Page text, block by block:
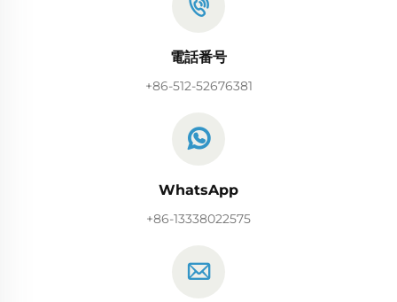
電話番号
+86-512-52676381
WhatsApp
+86-13338022575